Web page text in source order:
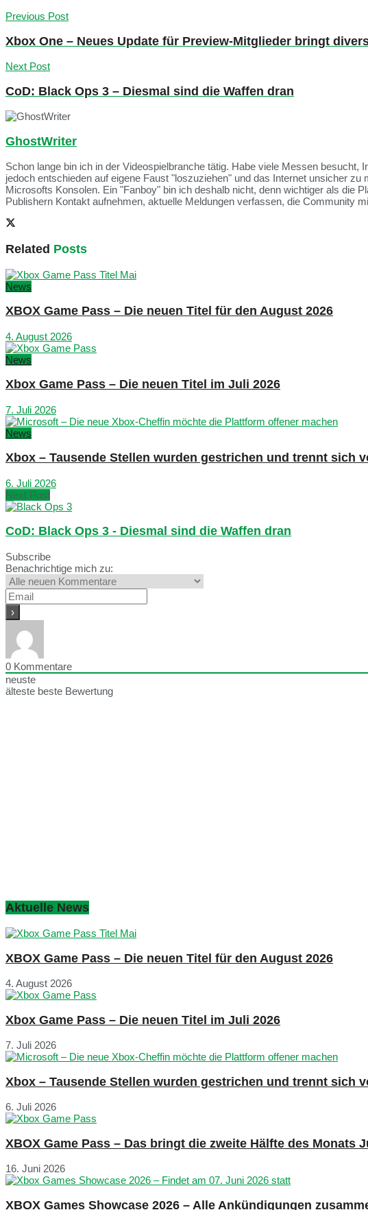
Previous Post
Xbox One – Neues Update für Preview-Mitglieder bringt
Next Post
CoD: Black Ops 3 – Diesmal sind die Waffen dran
GhostWriter
Schon lange bin ich in der Videospielbranche tätig. Habe viele Messen
jedoch entschieden auf eigene Faust "loszuziehen" und das Internet unsicher
Microsofts Konsolen. Ein "Fanboy" bin ich deshalb nicht, denn wichtiger als die
Publishern Kontakt aufnehmen, aktuelle Meldungen verfassen, die Community
Related Posts
News
XBOX Game Pass – Die neuen Titel für den August 2026
4. August 2026
News
Xbox Game Pass – Die neuen Titel im Juli 2026
7. Juli 2026
News
Xbox – Tausende Stellen wurden gestrichen und trennt sich
6. Juli 2026
Next Post
CoD: Black Ops 3 - Diesmal sind die Waffen dran
Subscribe
Benachrichtige mich zu:
0 Kommentare
neuste
älteste beste Bewertung
Aktuelle News
XBOX Game Pass – Die neuen Titel für den August 2026
4. August 2026
Xbox Game Pass – Die neuen Titel im Juli 2026
7. Juli 2026
Xbox – Tausende Stellen wurden gestrichen und trennt sich
6. Juli 2026
XBOX Game Pass – Das bringt die zweite Hälfte des Monats
16. Juni 2026
XBOX Games Showcase 2026 – Alle Ankündigungen